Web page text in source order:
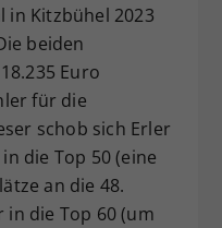
in Kitzbühel 2023
beiden
Euro
für die
schob sich Erler
die Top 50 (eine
an die 48.
in die Top 60 (um